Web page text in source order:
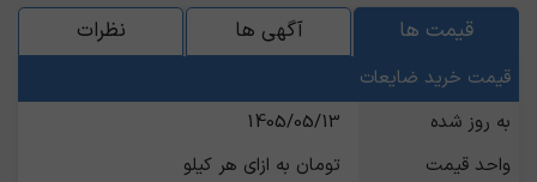
قیمت ها آگهی ها نظرات
قیمت خرید ضایعات
به روز شده
1405/05/13
واحد قیمت
تومان به ازای هر کیلو